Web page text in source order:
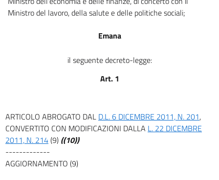
Ministro del lavoro, della salute e delle politiche sociali;
Emana
il seguente decreto-legge:
Art. 1
ARTICOLO ABROGATO DAL D.L. 6 DICEMBRE 2011, N. 201,
CONVERTITO CON MODIFICAZIONI DALLA L. 22 DICEMBRE
2011, N. 214(9) ((10))
-------------
AGGIORNAMENTO (9)